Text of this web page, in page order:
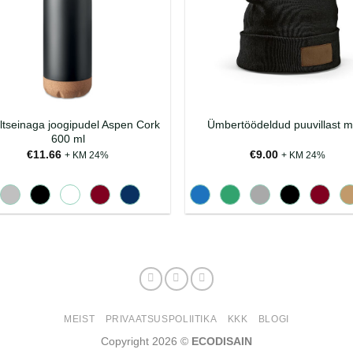
joogipudel Aspen Cork
600 ml
€11.66 + KM 24%
Ümbertöödeldud puuvillast
€9.00 + KM 24%
MEIST PRIVAATSUSPOLIITIKA KKK BLOGI
Copyright 2026 © ECODISAIN